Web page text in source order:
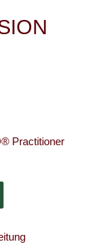
Practitioner